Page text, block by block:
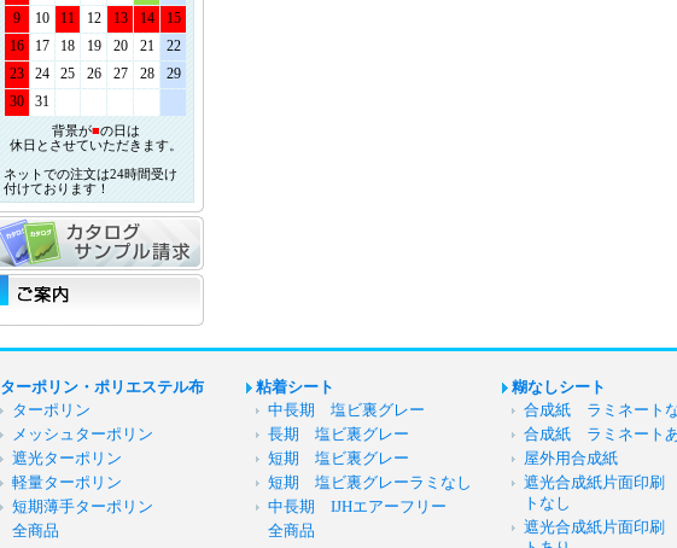
9
10 11 12 13 14
15
16
17 18 19 20 21
22
23
24 25 26 27 28
29
30
31
背景が■の日は
休日とさせていただきます。
ネットでの注文は24時間受け
付けております！
ターポリン・ポリエステル布
ターポリン
メッシュターポリン
遮光ターポリン
軽量ターポリン
短期薄手ターポリン
全商品
粘着シート
中長期 塩ビ裏グレー
長期 塩ビ裏グレー
短期 塩ビ裏グレー
短期 塩ビ裏グレーラミなし
中長期 IJHエアーフリー
全商品
糊なしシート
合成紙 ラミネート
合成紙 ラミネート
屋外用合成紙
遮光合成紙片面印刷
トなし
遮光合成紙片面印刷